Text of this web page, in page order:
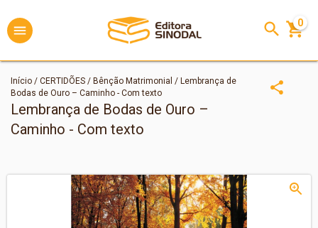
0
Início / CERTIDÕES / Bênção Matrimonial / Lembrança de
Bodas de Ouro – Caminho - Com texto
Lembrança de Bodas de Ouro –
Caminho - Com texto